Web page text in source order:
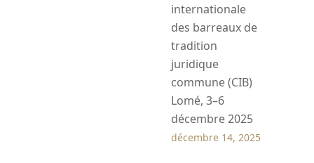
internationale
des barreaux de
tradition
juridique
commune (CIB)
Lomé, 3–6
décembre 2025
décembre 14, 2025